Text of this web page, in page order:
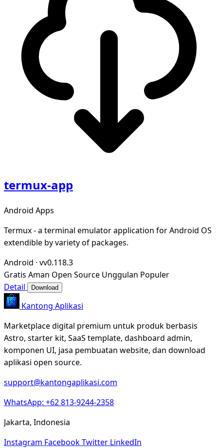
termux-app
Android Apps
Termux - a terminal emulator application for Android OS
extendible by variety of packages.
Android · vv0.118.3
Gratis Aman Open Source Unggulan Populer
Detail
Download
Kantong Aplikasi
Marketplace digital premium untuk produk berbasis
Astro, starter kit, SaaS template, dashboard admin,
komponen UI, jasa pembuatan website, dan download
aplikasi open source.
support@kantongaplikasi.com
WhatsApp: +62 813-9244-2358
Jakarta, Indonesia
Instagram FacebookTwitter LinkedIn